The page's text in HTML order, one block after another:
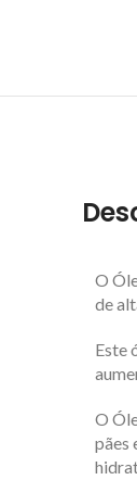
O
de
Este
O
pães